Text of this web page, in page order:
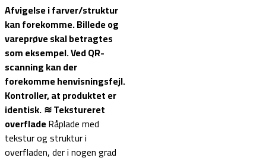
Afvigelse i farver/struktur
kan forekomme. Billede og
vareprøve skal betragtes
som eksempel.Ved QR-
scanning kan der
forekomme henvisningsfejl.
Kontroller, at produktet er
identisk.≋ Tekstureret
overfladeRåplade med
tekstur og struktur i
overfladen, der i nogen grad